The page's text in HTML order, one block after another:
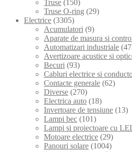
Truse (150)
Truse O-ring (29)
Electrice (3305)
Acumulatori (9)
Aparate de masura si
Automatizari industriale
Avertizoare acustice si
Becuri (93)
Cabluri electrice si
Contacte generale (62)
Diverse (270)
Electrica auto (18)
Invertoare de tensiune (13)
Lampi bec (101)
Lampi si proiectoare cu
Motoare electrice (29)
Panouri solare (1004)